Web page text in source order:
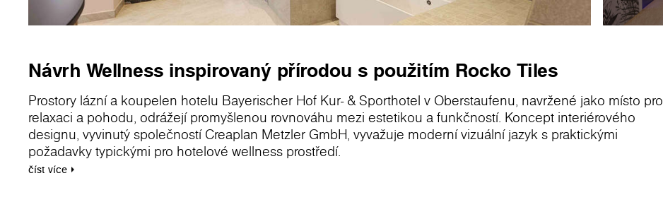
Návrh Wellness inspirovaný přírodou s použitím Rocko Tiles
Prostory lázní a koupelen hotelu Bayerischer Hof Kur- & Sporthotel v Oberstaufenu, navržené jako místo pro
relaxaci a pohodu, odrážejí promyšlenou rovnováhu mezi estetikou a funkčností. Koncept interiérového
designu, vyvinutý společností Creaplan Metzler GmbH, vyvažuje moderní vizuální jazyk s praktickými
požadavky typickými pro hotelové wellness prostředí.
K dosažení tohoto cíle designéři zvolili desky Kronospan
číst více